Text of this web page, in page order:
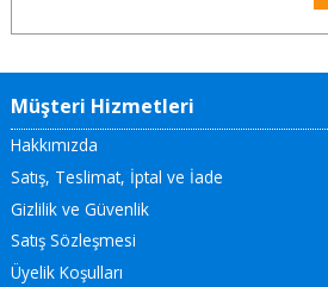
Müşteri Hizmetleri
Hakkımızda
Satış, Teslimat, İptal ve İade
Gizlilik ve Güvenlik
Satış Sözleşmesi
Üyelik Koşulları